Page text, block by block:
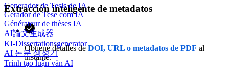
Generador de Tesis de IA
Gerador de Tese com IA
Générateur de thèses IA
AI論文生成器
KI-Dissertationsgenerator
AI 논문 생성기
Trình tạo luận văn AI
Extracción inteligente de metadatos
Obtiene detalles deDOI, URL o metadatos de PDF al
instante.